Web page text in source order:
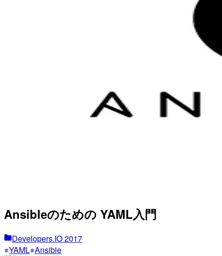
Ansibleのための YAML入門
Developers.IO 2017
YAML Ansible